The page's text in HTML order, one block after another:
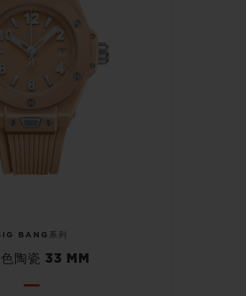
BANG系列
陶瓷 33 MM